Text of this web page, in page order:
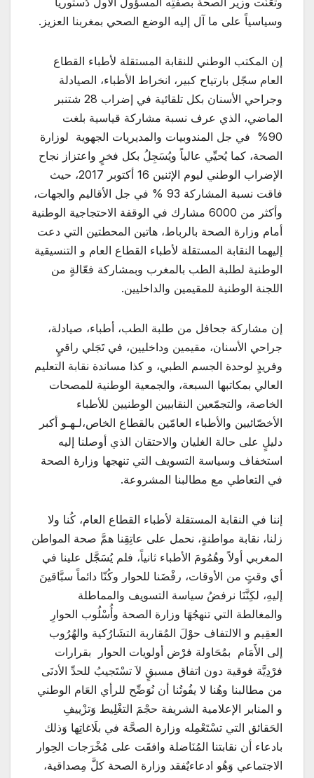
وسياسياً على ما آل إليه الوضع الصحي بمغربنا العزيز.
إن المكتب الوطني للنقابة المستقلة لأطباء القطاع
العام سجّل بارتياح كبير، انخراط الأطباء، الصيادلة
وجراحي الأسنان بكل تلقائية في إضراب 28 شتنبر
الماضي، الذي عرف نسبة مشاركة قياسية بلغت
90% في جل المندوبيات والمديريات الجهوية لوزارة
الصحة، كما يُحيِّي عالياً ويُسَجِلُ بكل فخرٍ واعتزاز نجاح
الإضراب الوطني ليوم الإثنين 16 أكتوبر 2017، حيث
فاقت نسبة المشاركة 93 % في جل الأقاليم والجهات،
وأكثر من 6000 مشارك في الوقفة الاحتجاجية الوطنية
أمام وزارة الصحة بالرباط، هاتين المحطتين التي دعت
إليهما النقابة المستقلة لأطباء القطاع العام و التنسيقية
الوطنية لطلبة الطب بالمغرب وبمشاركة فعّالةٍ من
اللجنة الوطنية للمقيمين والداخليين.
إن مشاركة جحافل من طلبة الطب، أطباء، صيادلة،
جراحي الأسنان، مقيمين وداخليين، في تَجَلي راقيٍ
وفريدٍ لوحدة الجسم الطبي، و كذا مساندة نقابة التعليم
العالي بمكاتبها السبعة، والجمعية الوطنية للمصحات
الخاصة، والتجمّعين النقابيين الوطنيين للأطباء
الأخصّائيين والأطباء العامّين بالقطاع الخاص،لـهـو أكبر
دليلٍ على حالة الغليان والاحتقان الذي أوصلنا إليه
استخفاف وسياسة التسويف التي تنهجها وزارة الصحة
في التعاطي مع مطالبنا المشروعة.
إننا في النقابة المستقلة لأطباء القطاع العام، كُنا ولا
زلنا، نقابة مواطنةٍ، نحمل على عاتِقِنا همَّ صحة المواطن
المغربي أولاً وهُمُومَ الأطباء ثانياً، فلم يُسَجَّل علينا في
أي وقتٍ من الأوقات، رفْضَنا للحوار وكُنّا دائماً سبَّاقينَ
إليهِ، لكِنَّنَا نرفضُ سياسة التسويف والمماطلة
والمغالطة التي تنهجُهَا وزارة الصحة وأُسْلُوب الحوارِ
العقِيم و الالتفاف حوْلَ المُقاربة التشَارُكية والهُرُوب
إلى الأَمَام بمُحَاولة فرْض أولويات الحوار بقرارات
فرْدِيَّة فوقية دون اتفاق مسبقٍ لاَ تسْتَجيبُ للحدِّ الأدنَى
من مطالبنا وهُنا لا يفُوتُنا أن نُوَضِّح للرأي العَام الوطني
و المنابر الإعلامية الشريفة حجْمَ التغْلِيط وَتزْييفِ
الحَقائق التي تسْتَعْمِله وزارة الصحَّة في بلَاغاتِها وَذلك
بادعاء أن نقابتنا المُنَاضلة وافقَت على مُخْرَجات الحِوار
الاجتماعي وَهُو ادعاءيٌفقد وزارة الصحة كلَّ مِصداقية،